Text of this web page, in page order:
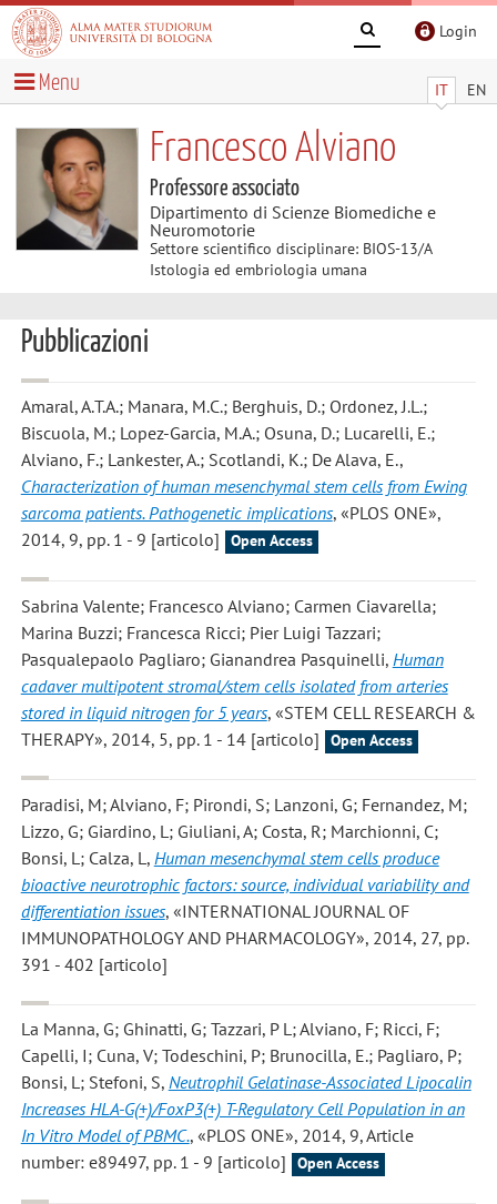
Login
IT EN
Menu
Francesco Alviano
Professore associato
Dipartimento di Scienze Biomediche e
Neuromotorie
Settore scientifico disciplinare: BIOS-13/A
Istologia ed embriologia umana
Pubblicazioni
Amaral, A.T.A.; Manara, M.C.; Berghuis, D.; Ordonez, J.L.;
Biscuola, M.; Lopez-Garcia, M.A.; Osuna, D.; Lucarelli, E.;
Alviano, F.; Lankester, A.; Scotlandi, K.; De Alava, E.,
Characterization of human mesenchymal stem cells from Ewing
sarcoma patients. Pathogenetic implications, «PLOS ONE»,
2014, 9, pp. 1 - 9 [articolo]
Open Access
Sabrina Valente; Francesco Alviano; Carmen Ciavarella;
Marina Buzzi; Francesca Ricci; Pier Luigi Tazzari;
Pasqualepaolo Pagliaro; Gianandrea Pasquinelli, Human
cadaver multipotent stromal/stem cells isolated from arteries
stored in liquid nitrogen for 5 years, «STEM CELL RESEARCH &
THERAPY», 2014, 5, pp. 1 - 14 [articolo]
Open Access
Paradisi, M; Alviano, F; Pirondi, S; Lanzoni, G; Fernandez, M;
Lizzo, G; Giardino, L; Giuliani, A; Costa, R; Marchionni, C;
Bonsi, L; Calza, L, Human mesenchymal stem cells produce
bioactive neurotrophic factors: source, individual variability and
differentiation issues, «INTERNATIONAL JOURNAL OF
IMMUNOPATHOLOGY AND PHARMACOLOGY», 2014, 27, pp.
391 - 402 [articolo]
La Manna, G; Ghinatti, G; Tazzari, P L; Alviano, F; Ricci, F;
Capelli, I; Cuna, V; Todeschini, P; Brunocilla, E.; Pagliaro, P;
Bonsi, L; Stefoni, S, Neutrophil Gelatinase-Associated Lipocalin
Increases HLA-G(+)/FoxP3(+) T-Regulatory Cell Population in an
In Vitro Model of PBMC., «PLOS ONE», 2014, 9, Article
number: e89497, pp. 1 - 9 [articolo]
Open Access